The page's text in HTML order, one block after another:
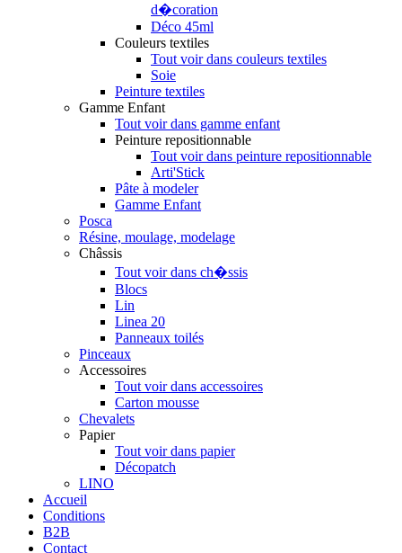
d�coration
Déco 45ml
Couleurs textiles
Tout voir dans couleurs textiles
Soie
Peinture textiles
Gamme Enfant
Tout voir dans gamme enfant
Peinture repositionnable
Tout voir dans peinture repositionnable
Arti'Stick
Pâte à modeler
Gamme Enfant
Posca
Résine, moulage, modelage
Châssis
Tout voir dans ch�ssis
Blocs
Lin
Linea 20
Panneaux toilés
Pinceaux
Accessoires
Tout voir dans accessoires
Carton mousse
Chevalets
Papier
Tout voir dans papier
Décopatch
LINO
Accueil
Conditions
B2B
Contact